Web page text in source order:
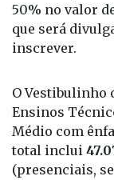
50% no valor
que será
inscrever.
O Vestibulinho
Ensinos
Médio com
total inclui
(presenciais,